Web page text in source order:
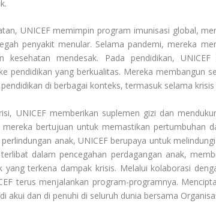
UNICEF memimpin program imunisasi global,
penyakit menular. Selama pandemi, mereka
kesehatan mendesak. Pada pendidikan,
pendidikan yang berkualitas. Mereka membangun
di berbagai konteks, termasuk selama
UNICEF memberikan suplemen gizi dan
bertujuan untuk memastikan pertumbuhan
anak, UNICEF berupaya untuk
dalam pencegahan perdagangan anak,
yang terkena dampak krisis. Melalui kolaborasi
terus menjalankan program-programnya.
akui dan di penuhi di seluruh dunia bersama